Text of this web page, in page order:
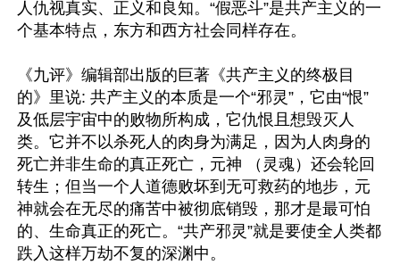
人仇视真实、正义和良知。“假恶斗”是共产主义的一
个基本特点，东方和西方社会同样存在。
《九评》编辑部出版的巨著《共产主义的终极目
的》里说: 共产主义的本质是一个“邪灵”，它由“恨”
及低层宇宙中的败物所构成，它仇恨且想毁灭人
类。它并不以杀死人的肉身为满足，因为人肉身的
死亡并非生命的真正死亡，元神 （灵魂）还会轮回
转生；但当一个人道德败坏到无可救药的地步，元
神就会在无尽的痛苦中被彻底销毁，那才是最可怕
的、生命真正的死亡。“共产邪灵”就是要使全人类都
跌入这样万劫不复的深渊中。